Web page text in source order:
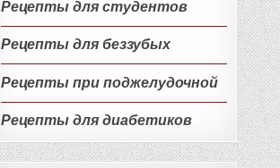
Рецепты для студентов
Рецепты для беззубых
Рецепты при поджелудочной
Рецепты для диабетиков